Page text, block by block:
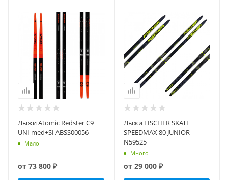
Лыжи Atomic Redster C9
UNI med+SI ABSS00056
Мало
от 73 800 ₽
Лыжи FISCHER SKATE
SPEEDMAX 80 JUNIOR
N59525
Много
от 29 000 ₽